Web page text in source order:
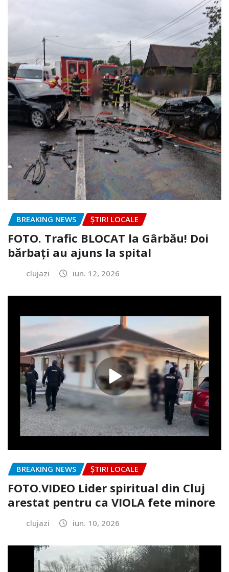
BREAKING NEWS ȘTIRI LOCALE
FOTO. Trafic BLOCAT la Gârbău! Doi
bărbați au ajuns la spital
clujazi iun. 12, 2026
BREAKING NEWS ȘTIRI LOCALE
FOTO.VIDEO Lider spiritual din Cluj
arestat pentru ca VIOLA fete minore
clujazi iun. 10, 2026